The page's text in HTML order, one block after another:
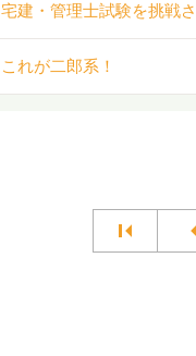
宅建・管理士試験を挑戦
これが二郎系！